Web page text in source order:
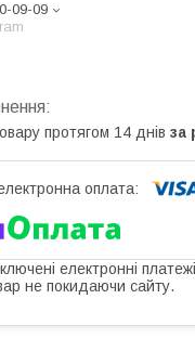
09-09
протягом 14 днів за
електронні
не покидаючи сайту.